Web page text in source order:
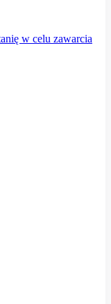
w celu zawarcia